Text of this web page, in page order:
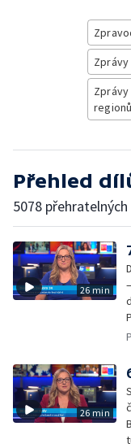
Zprávy
Zprávy
regionů
Přehled
5078 přehratelných
26 min
26 min